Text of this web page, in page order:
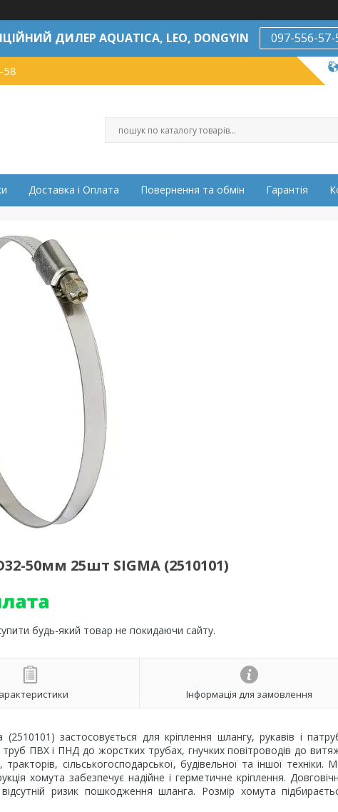
ДИЛЕР AQUATICA, LEO, DONGYIN 097-556-57-
58
Доставка і Оплата Повернення та обмін Гарантія
50мм 25шт SIGMA (2510101)
будь-який товар не покидаючи сайту.
Інформація для замовлення
застосовується для кріплення шлангу, рукавів і
ПВХ і ПНД до жорстких трубах, гнучких повітроводів до
сільськогосподарської, будівельної та іншої техніки.
хомута забезпечує надійне і герметичне кріплення.
ризик пошкодження шланга. Розмір хомута